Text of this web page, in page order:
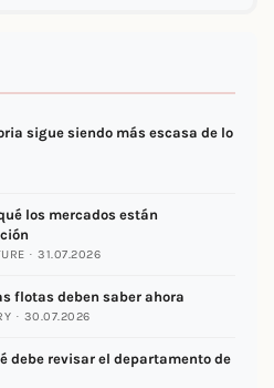
sigue siendo más escasa de lo
los mercados están
· 31.07.2026
flotas deben saber ahora
· 30.07.2026
debe revisar el departamento de